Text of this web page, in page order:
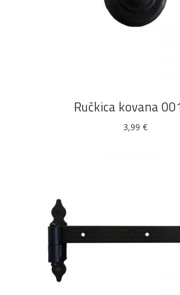
Ručkica kovana
3,99 €